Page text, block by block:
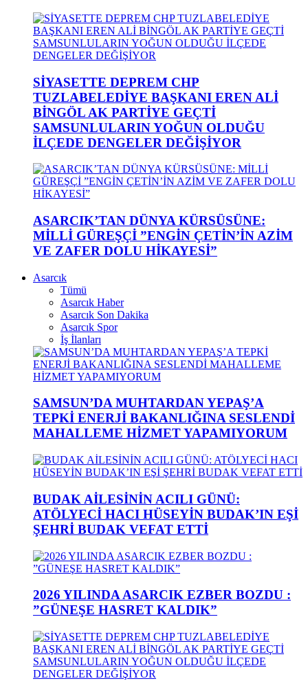
SİYASETTE DEPREM CHP
TUZLABELEDİYE BAŞKANI EREN ALİ
BİNGÖL AK PARTİYE GEÇTİ
SAMSUNLULARIN YOĞUN OLDUĞU
İLÇEDE DENGELER DEĞİŞİYOR
ASARCIK’TAN DÜNYA KÜRSÜSÜNE:
MİLLİ GÜREŞÇİ ”ENGİN ÇETİN’İN AZİM
VE ZAFER DOLU HİKAYESİ”
Asarcık
Tümü
Asarcık Haber
Asarcık Son Dakika
Asarcık Spor
İş İlanları
SAMSUN’DA MUHTARDAN YEPAŞ’A
TEPKİ ENERJİ BAKANLIĞINA SESLENDİ
MAHALLEME HİZMET YAPAMIYORUM
BUDAK AİLESİNİN ACILI GÜNÜ:
ATÖLYECİ HACI HÜSEYİN BUDAK’IN EŞİ
ŞEHRİ BUDAK VEFAT ETTİ
2026 YILINDA ASARCIK EZBER BOZDU :
”GÜNEŞE HASRET KALDIK”